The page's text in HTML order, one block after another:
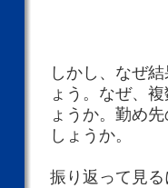
しかし、なぜ
ょう。なぜ、
ょうか。勤め
しょうか。
振り返って見